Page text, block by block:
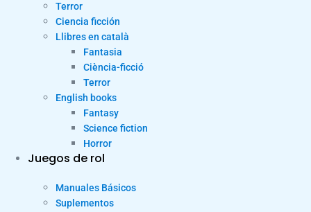
Terror
Ciencia ficción
Llibres en català
Fantasia
Ciència-ficció
Terror
English books
Fantasy
Science fiction
Horror
Juegos de rol
Manuales Básicos
Suplementos